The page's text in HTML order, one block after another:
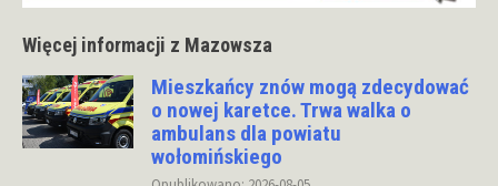
Więcej informacji z Mazowsza
Mieszkańcy znów mogą zdecydować
o nowej karetce. Trwa walka o
ambulans dla powiatu
wołomińskiego